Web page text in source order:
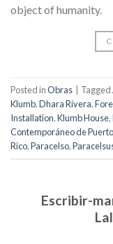
object of humanity.
Posted inObras Tagged
Klumb,Dhara Rivera,
Installation,Klumb House,
Contemporáneo de
Rico,Paracelso,
Escribir-